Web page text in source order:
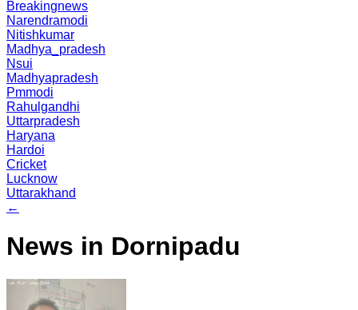
Breakingnews
Narendramodi
Nitishkumar
Madhya_pradesh
Nsui
Madhyapradesh
Pmmodi
Rahulgandhi
Uttarpradesh
Haryana
Hardoi
Cricket
Lucknow
Uttarakhand
←
News in Dornipadu